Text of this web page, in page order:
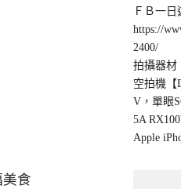
食
ＦＢ一日
https://
2400/
拍攝器材
空拍機【
V，單眼
5A
Apple